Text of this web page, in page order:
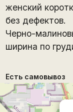
женский
без дефектов.
Черно-
ширина по
Есть самовывоз